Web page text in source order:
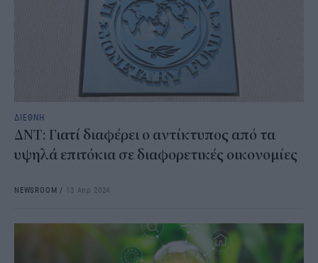
ΔΙΕΘΝΗ
ΔΝΤ: Γιατί διαφέρει ο αντίκτυπος από τα
υψηλά επιτόκια σε διαφορετικές οικονομίες
NEWSROOM / 13 Απρ 2024